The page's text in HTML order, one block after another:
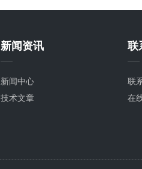
新闻资讯
新闻中心
技术文章
联
联
在